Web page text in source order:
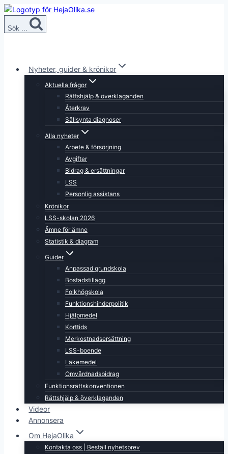
Skip
content
Sök ...
Nyheter, guider & krönikor
Aktuella frågor
Rättshjälp & överklaganden
Återkrav
Sällsynta diagnoser
Alla nyheter
Arbete & försörjning
Avgifter
Bidrag & ersättningar
LSS
Personlig assistans
Krönikor
LSS-skolan 2026
Ämne för ämne
Statistik & diagram
Guider
Anpassad grundskola
Bostadstillägg
Folkhögskola
Funktionshinderpolitik
Hjälpmedel
Korttids
Merkostnadsersättning
LSS-boende
Läkemedel
Omvårdnadsbidrag
Funktionsrättskonventionen
Rättshjälp & överklaganden
Videor
Annonsera
Om HejaOlika
Kontakta oss | Beställ nyhetsbrev